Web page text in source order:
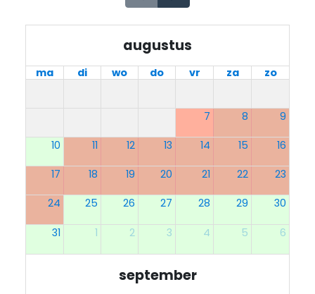
augustus
ma di wo do vr za zo
7 8 9
10 11 12 13 14 15 16
17 18 19 20 21 22 23
24 25 26 27 28 29 30
31 1 2 3 4 5 6
september